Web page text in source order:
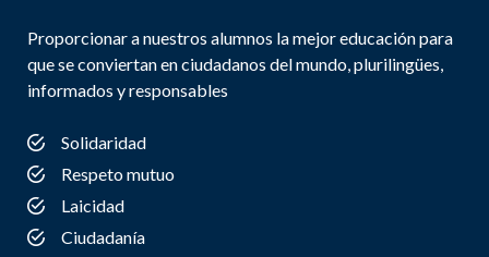
Proporcionar a nuestros alumnos la mejor educación para
que se conviertan en ciudadanos del mundo, plurilingües,
informados y responsables
Solidaridad
Respeto mutuo
Laicidad
Ciudadanía